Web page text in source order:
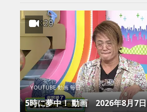
YOUTUBE 動画 毎日
5時に夢中！ 動画 2026年8月7日